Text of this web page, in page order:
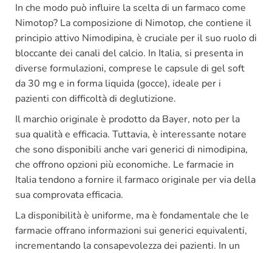
In che modo può influire la scelta di un farmaco come
Nimotop? La composizione di Nimotop, che contiene il
principio attivo Nimodipina, è cruciale per il suo ruolo di
bloccante dei canali del calcio. In Italia, si presenta in
diverse formulazioni, comprese le capsule di gel soft
da 30 mg e in forma liquida (gocce), ideale per i
pazienti con difficoltà di deglutizione.
Il marchio originale è prodotto da Bayer, noto per la
sua qualità e efficacia. Tuttavia, è interessante notare
che sono disponibili anche vari generici di nimodipina,
che offrono opzioni più economiche. Le farmacie in
Italia tendono a fornire il farmaco originale per via della
sua comprovata efficacia.
La disponibilità è uniforme, ma è fondamentale che le
farmacie offrano informazioni sui generici equivalenti,
incrementando la consapevolezza dei pazienti. In un